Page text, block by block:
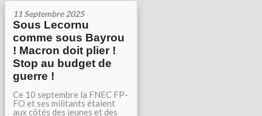
11 Septembre 2025
Sous Lecornu
comme sous Bayrou
! Macron doit plier !
Stop au budget de
guerre !
Ce 10 septembre la FNEC FP-
FO et ses militants étaient
aux côtés des jeunes et des